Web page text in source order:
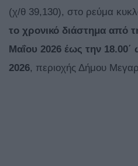
(χ/θ 39,130), στο ρεύμα
το χρονικό διάστημα από
Μαΐου 2026 έως την
2026, περιοχής Δήμου